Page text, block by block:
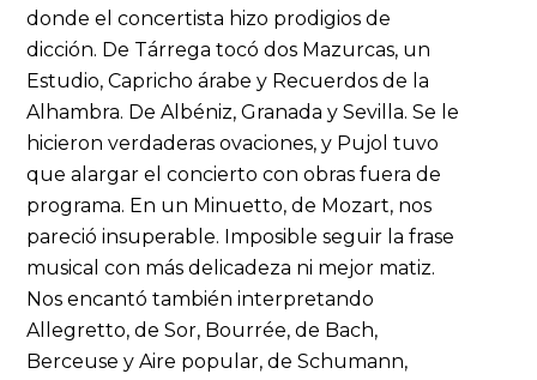
donde el concertista hizo prodigios de
dicción. De Tárrega tocó dos Mazurcas, un
Estudio, Capricho árabe y Recuerdos de la
Alhambra. De Albéniz, Granada y Sevilla. Se le
hicieron verdaderas ovaciones, y Pujol tuvo
que alargar el concierto con obras fuera de
programa. En un Minuetto, de Mozart, nos
pareció insuperable. Imposible seguir la frase
musical con más delicadeza ni mejor matiz.
Nos encantó también interpretando
Allegretto, de Sor, Bourrée, de Bach,
Berceuse y Aire popular, de Schumann,